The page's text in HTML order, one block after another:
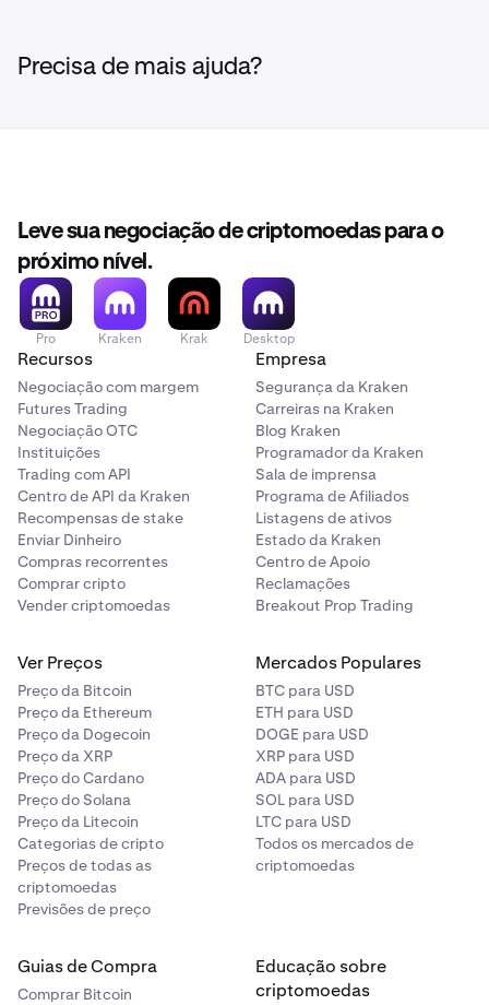
Kraken não são permitidos.
meio dos esforços dedicados de nossa Equipe de
Precisa de mais ajuda?
Leve sua negociação de criptomoedas para o
próximo nível.
Pro Kraken Krak Desktop
Recursos
Negociação com margem
Futures Trading
Negociação OTC
Instituições
Trading com API
Centro de API da Kraken
Recompensas de stake
Enviar Dinheiro
Compras recorrentes
Comprar cripto
Vender criptomoedas
Empresa
Segurança da Kraken
Carreiras na Kraken
Blog Kraken
Programador da Kraken
Sala de imprensa
Programa de Afiliados
Listagens de ativos
Estado da Kraken
Centro de Apoio
Reclamações
Breakout Prop Trading
Ver Preços
Preço da Bitcoin
Preço da Ethereum
Preço da Dogecoin
Preço da XRP
Preço do Cardano
Preço do Solana
Preço da Litecoin
Categorias de cripto
Preços de todas as
criptomoedas
Previsões de preço
Mercados Populares
BTC para USD
ETH para USD
DOGE para USD
XRP para USD
ADA para USD
SOL para USD
LTC para USD
Todos os mercados de
criptomoedas
Guias de Compra
Comprar Bitcoin
Educação sobre
criptomoedas